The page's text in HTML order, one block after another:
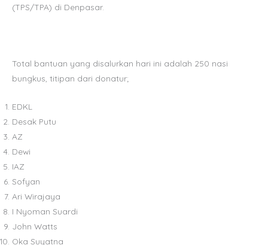
(TPS/TPA) di Denpasar.
Total bantuan yang disalurkan hari ini adalah 250 nasi
bungkus, titipan dari donatur;
EDKL
Desak Putu
AZ
Dewi
IAZ
Sofyan
Ari Wirajaya
I Nyoman Suardi
John Watts
Oka Suyatna